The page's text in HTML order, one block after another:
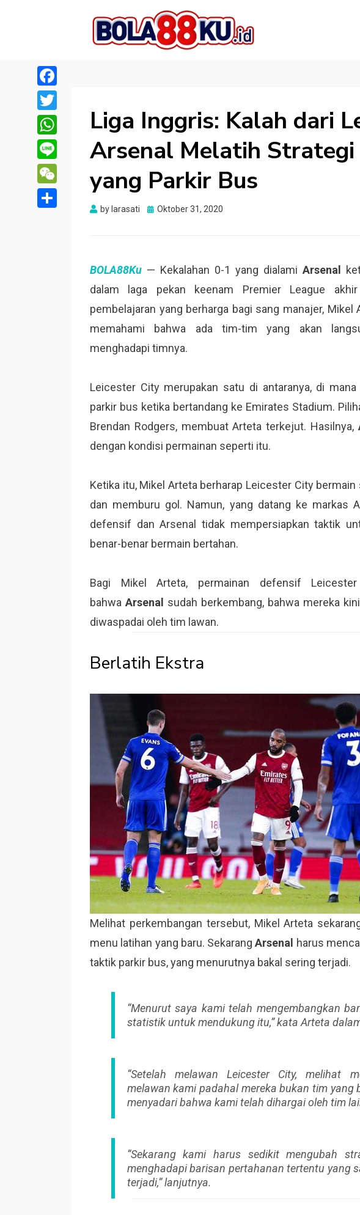
Liga Inggris: Kalah dari
Arsenal Melatih Strategi
yang Parkir Bus
by larasati
Posted
Oktober 31, 2020
BOLA88Ku — Kekalahan 0-1 yang dialami Arsenal
dalam laga pekan keenam Premier League
pembelajaran yang berharga bagi sang manajer,
memahami bahwa ada tim-tim yang akan
menghadapi timnya.
Leicester City merupakan satu di antaranya, di
parkir bus ketika bertandang ke Emirates Stadium.
Brendan Rodgers, membuat Arteta terkejut. Hasilnya,
dengan kondisi permainan seperti itu.
Ketika itu, Mikel Arteta berharap Leicester City
dan memburu gol. Namun, yang datang ke markas
defensif dan Arsenal tidak mempersiapkan taktik
benar-benar bermain bertahan.
Bagi Mikel Arteta, permainan defensif
bahwaArsenal sudah berkembang, bahwa mereka
diwaspadai oleh tim lawan.
Berlatih Ekstra
Melihat perkembangan tersebut, Mikel Arteta
menu latihan yang baru. SekarangArsenal harus
taktik parkir bus, yang menurutnya bakal sering terjadi.
“Menurut saya kami telah mengembangkan
statistik untuk mendukung itu,” kata Arteta
“Setelah melawan Leicester City, melihat
melawan kami padahal mereka bukan tim yang
menyadari bahwa kami telah dihargai oleh tim
“Sekarang kami harus sedikit mengubah
menghadapi barisan pertahanan tertentu yang
terjadi,” lanjutnya.
Facebook
Twitter
WhatsApp
Line
WeChat